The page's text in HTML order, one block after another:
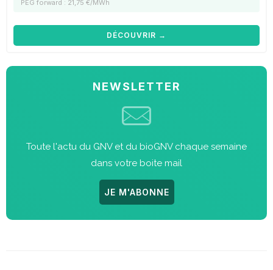
PEG forward : 21,75 €/MWh
DÉCOUVRIR →
NEWSLETTER
Toute l'actu du GNV et du bioGNV chaque semaine
dans votre boite mail
JE M'ABONNE